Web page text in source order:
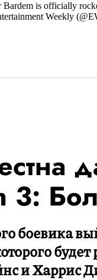
Bardem is officially
Weekly
3:
боевика
и Харрис